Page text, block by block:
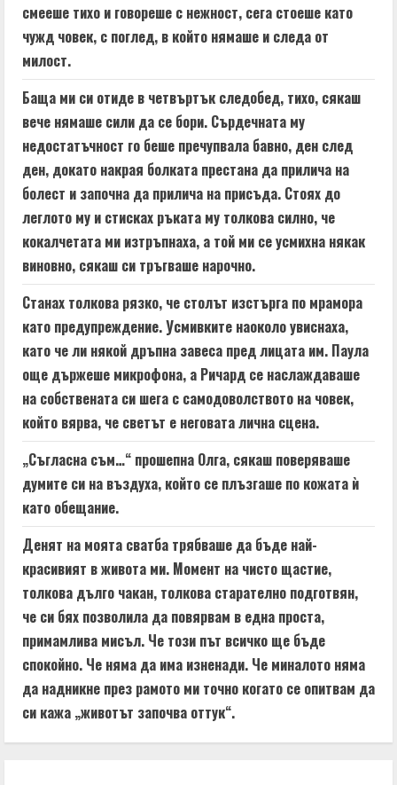
смееше тихо и говореше с нежност, сега стоеше като
чужд човек, с поглед, в който нямаше и следа от
милост.
Баща ми си отиде в четвъртък следобед, тихо, сякаш
вече нямаше сили да се бори. Сърдечната му
недостатъчност го беше пречупвала бавно, ден след
ден, докато накрая болката престана да прилича на
болест и започна да прилича на присъда. Стоях до
леглото му и стисках ръката му толкова силно, че
кокалчетата ми изтръпнаха, а той ми се усмихна някак
виновно, сякаш си тръгваше нарочно.
Станах толкова рязко, че столът изстърга по мрамора
като предупреждение. Усмивките наоколо увиснаха,
като че ли някой дръпна завеса пред лицата им. Паула
още държеше микрофона, а Ричард се наслаждаваше
на собствената си шега с самодоволството на човек,
който вярва, че светът е неговата лична сцена.
„Съгласна съм…“ прошепна Олга, сякаш поверяваше
думите си на въздуха, който се плъзгаше по кожата ѝ
като обещание.
Денят на моята сватба трябваше да бъде най-
красивият в живота ми. Момент на чисто щастие,
толкова дълго чакан, толкова старателно подготвян,
че си бях позволила да повярвам в една проста,
примамлива мисъл. Че този път всичко ще бъде
спокойно. Че няма да има изненади. Че миналото няма
да надникне през рамото ми точно когато се опитвам да
си кажа „животът започва оттук“.